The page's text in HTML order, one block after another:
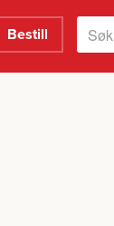
Bestill